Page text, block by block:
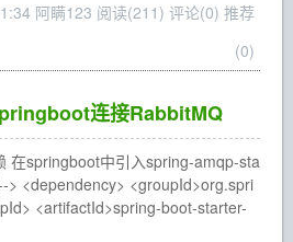
阿瞒123 阅读(211) 评论(0) 推荐
(0)
连接RabbitMQ
在springboot中引入spring-amqp-sta
> <dependency> <groupId>org.spri
<artifactId>spring-boot-starter-